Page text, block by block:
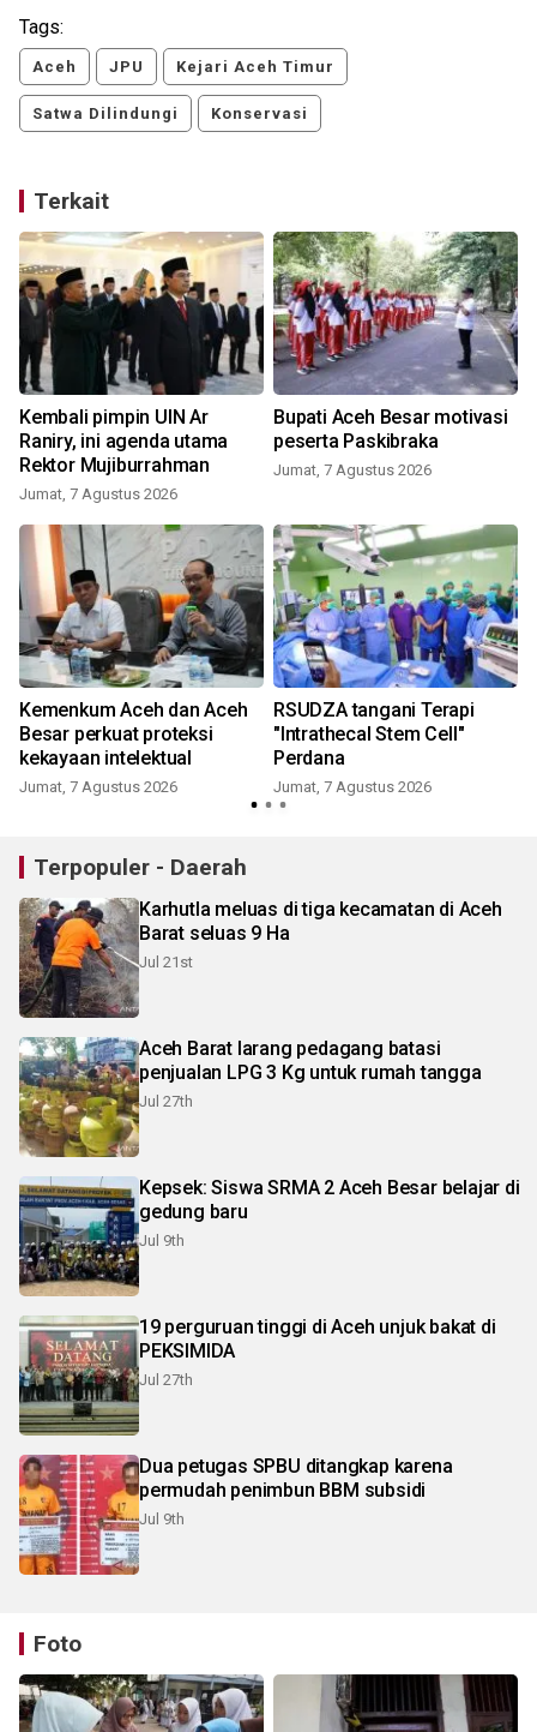
Tags:
Aceh JPU Kejari Aceh Timur
Satwa Dilindungi Konservasi
Terkait
Kembali pimpin UIN Ar
Raniry, ini agenda utama
Rektor Mujiburrahman
Jumat, 7 Agustus 2026
Bupati Aceh Besar motivasi
peserta Paskibraka
Jumat, 7 Agustus 2026
Kemenkum Aceh dan Aceh
Besar perkuat proteksi
kekayaan intelektual
Jumat, 7 Agustus 2026
RSUDZA tangani Terapi
"Intrathecal Stem Cell"
Perdana
Jumat, 7 Agustus 2026
Terpopuler - Daerah
Karhutla meluas di tiga kecamatan di Aceh
Barat seluas 9 Ha
Jul 21st
Aceh Barat larang pedagang batasi
penjualan LPG 3 Kg untuk rumah tangga
Jul 27th
Kepsek: Siswa SRMA 2 Aceh Besar belajar di
gedung baru
Jul 9th
19 perguruan tinggi di Aceh unjuk bakat di
PEKSIMIDA
Jul 27th
Dua petugas SPBU ditangkap karena
permudah penimbun BBM subsidi
Jul 9th
Foto